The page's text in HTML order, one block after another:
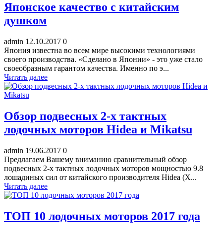
Японское качество с китайским
душком
admin 12.10.2017 0
Япония известна во всем мире высокими технологиями
своего производства. «Сделано в Японии» - это уже стало
своеобразным гарантом качества. Именно по э...
Читать далее
Обзор подвесных 2-х тактных
лодочных моторов Hidea и Mikatsu
admin 19.06.2017 0
Предлагаем Вашему вниманию сравнительный обзор
подвесных 2-х тактных лодочных моторов мощностью 9.8
лошадиных сил от китайского производителя Hidea (Х...
Читать далее
ТОП 10 лодочных моторов 2017 года